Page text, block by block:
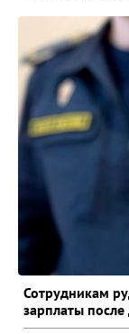
Сотрудникам
зарплаты